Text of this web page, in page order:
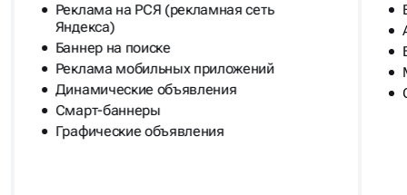
Реклама на РСЯ (рекламная сеть
Яндекса)
Баннер на поиске
Реклама мобильных приложений
Динамические объявления
Смарт-баннеры
Графические объявления